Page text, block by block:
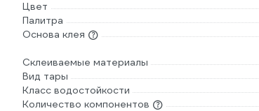
Цвет
Палитра
Основа клея
Склеиваемые материалы
Вид тары
Класс водостойкости
Количество компонентов